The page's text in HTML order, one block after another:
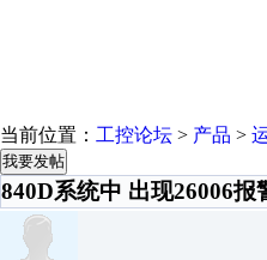
当前位置： 工控论坛 > 产品 >
我要发帖
840D系统中 出现26006